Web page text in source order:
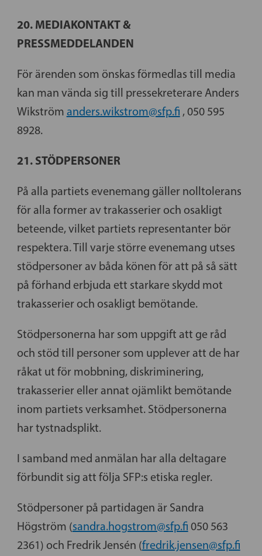
20. MEDIAKONTAKT &
PRESSMEDDELANDEN
För ärenden som önskas förmedlas till media
kan man vända sig till pressekreterare Anders
Wikström anders.wikstrom@sfp.fi , 050 595
8928.
21. STÖDPERSONER
På alla partiets evenemang gäller nolltolerans
för alla former av trakasserier och osakligt
beteende, vilket partiets representanter bör
respektera. Till varje större evenemang utses
stödpersoner av båda könen för att på så sätt
på förhand erbjuda ett starkare skydd mot
trakasserier och osakligt bemötande.
Stödpersonerna har som uppgift att ge råd
och stöd till personer som upplever att de har
råkat ut för mobbning, diskriminering,
trakasserier eller annat ojämlikt bemötande
inom partiets verksamhet. Stödpersonerna
har tystnadsplikt.
I samband med anmälan har alla deltagare
förbundit sig att följa SFP:s etiska regler.
Stödpersoner på partidagen är Sandra
Högström (sandra.hogstrom@sfp.fi 050 563
2361) och Fredrik Jensén (fredrik.jensen@sfp.fi